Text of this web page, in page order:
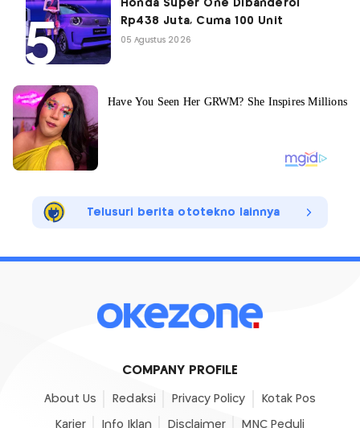
Honda Super One Dibanderol
Rp438 Juta, Cuma 100 Unit
05 Agustus 2026
Telusuri berita ototekno lainnya